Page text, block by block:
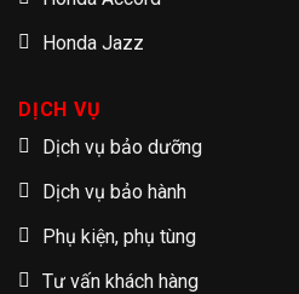
Honda Jazz
DỊCH VỤ
Dịch vụ bảo dưỡng
Dịch vụ bảo hành
Phụ kiện, phụ tùng
Tư vấn khách hàng